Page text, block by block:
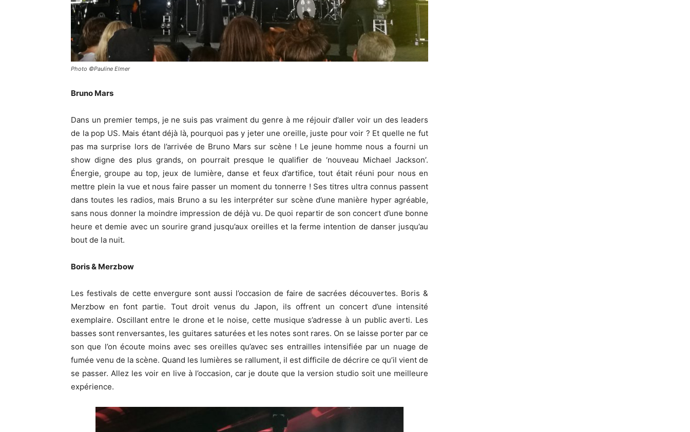
Photo ©Pauline Elmer
Bruno Mars
Dans un premier temps, je ne suis pas vraiment du genre à me réjouir d’aller voir un des leaders
de la pop US. Mais étant déjà là, pourquoi pas y jeter une oreille, juste pour voir ? Et quelle ne fut
pas ma surprise lors de l’arrivée de Bruno Mars sur scène ! Le jeune homme nous a fourni un
show digne des plus grands, on pourrait presque le qualifier de ‘nouveau Michael Jackson’.
Énergie, groupe au top, jeux de lumière, danse et feux d’artifice, tout était réuni pour nous en
mettre plein la vue et nous faire passer un moment du tonnerre ! Ses titres ultra connus passent
dans toutes les radios, mais Bruno a su les interpréter sur scène d’une manière hyper agréable,
sans nous donner la moindre impression de déjà vu. De quoi repartir de son concert d’une bonne
heure et demie avec un sourire grand jusqu’aux oreilles et la ferme intention de danser jusqu’au
bout de la nuit.
Boris & Merzbow
Les festivals de cette envergure sont aussi l’occasion de faire de sacrées découvertes. Boris &
Merzbow en font partie. Tout droit venus du Japon, ils offrent un concert d’une intensité
exemplaire. Oscillant entre le drone et le noise, cette musique s’adresse à un public averti. Les
basses sont renversantes, les guitares saturées et les notes sont rares. On se laisse porter par ce
son que l’on écoute moins avec ses oreilles qu’avec ses entrailles intensifiée par un nuage de
fumée venu de la scène. Quand les lumières se rallument, il est difficile de décrire ce qu’il vient de
se passer. Allez les voir en live à l’occasion, car je doute que la version studio soit une meilleure
expérience.